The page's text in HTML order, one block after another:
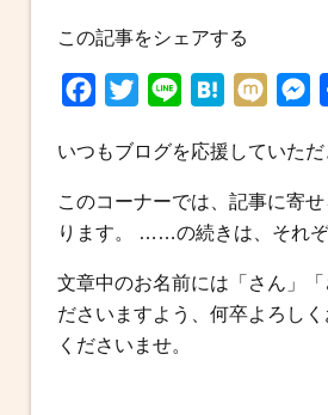
この記事をシェアする
c
b
o
k
i
t
r
n
H
t
e
n
M
x
s
e
g
e
いつもブログを応援していた
このコーナーでは、記事に寄
ります。 ……の続きは、それぞ
文章中のお名前には「さん」
ださいますよう、何卒よろし
くださいませ。